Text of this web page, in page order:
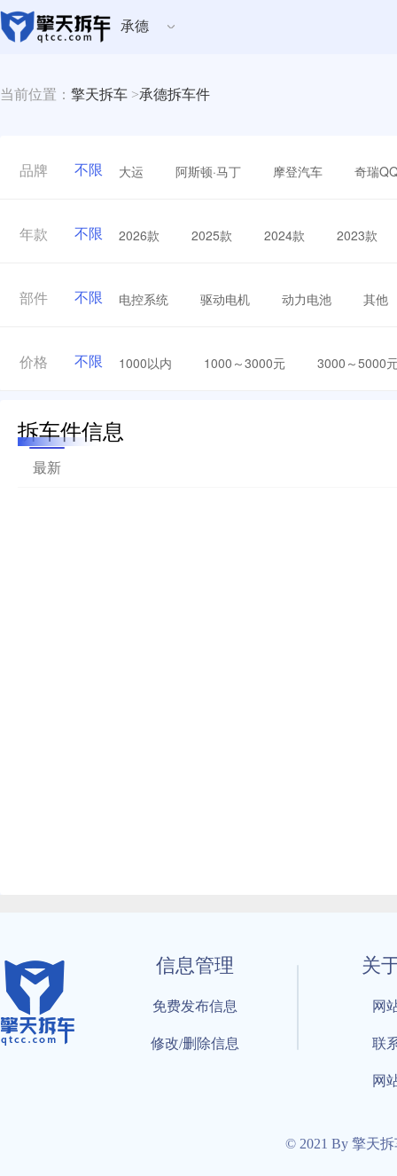
承德
当前位置： 擎天拆车 >承德拆车件
品牌 不限 大运 阿斯顿·马丁 摩登汽车 奇瑞
年款 不限 2026款 2025款 2024款 2023款
部件 不限 电控系统 驱动电机 动力电池 其他
价格 不限 1000以内 1000～3000元 3000～5000
拆车件信息
最新
信息管理
免费发布信息
修改/删除信息
关
网
联
网
© 2021 By 擎天